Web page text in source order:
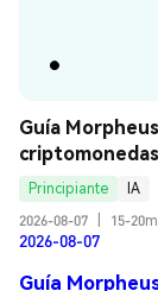
Guía
Principiante
IA
2026-08-07
15-20m
2026-08-07
Guía